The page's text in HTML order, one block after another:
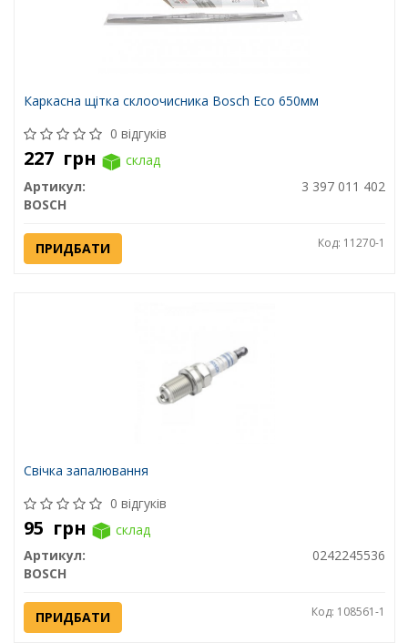
Каркасна щітка склоочисника Bosch Eco 650мм
0 відгуків
227 грн
склад
Артикул:
3 397 011 402
BOSCH
ПРИДБАТИ Код: 11270-1
Свічка запалювання
0 відгуків
95 грн
склад
Артикул:
0242245536
BOSCH
ПРИДБАТИ Код: 108561-1